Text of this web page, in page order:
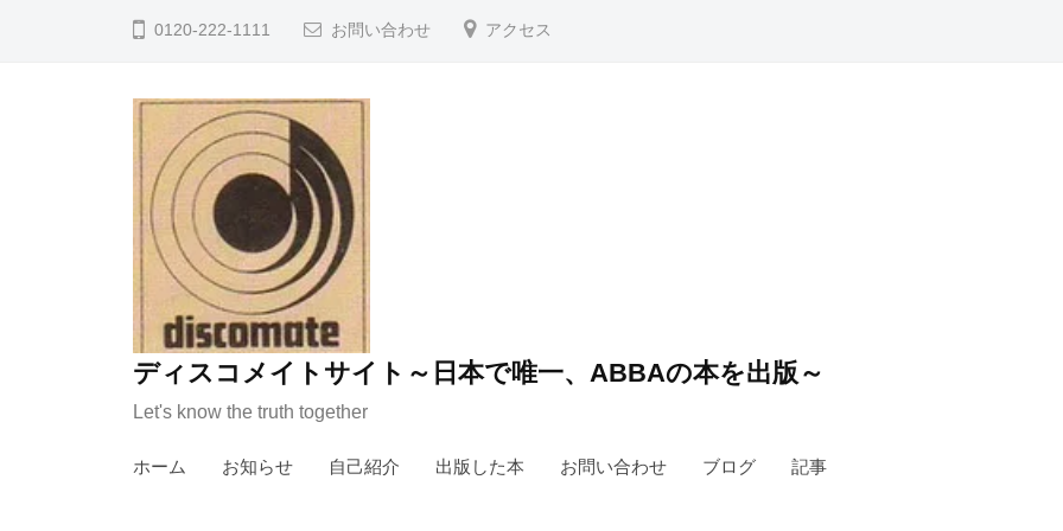
0120-222-1111 お問い合わせ アクセス
ディスコメイトサイト～日本で唯一、ABBAの本を出版～
Let's know the truth together
ホーム お知らせ 自己紹介 出版した本 お問い合わせ ブログ 記事